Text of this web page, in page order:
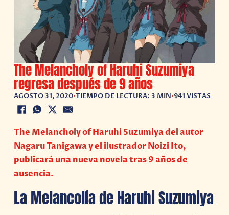
The Melancholy of Haruhi Suzumiya
regresa después de 9 años
AGOSTO 31, 2020•TIEMPO DE LECTURA: 3 MIN•941 VISTAS
The Melancholy of Haruhi Suzumiya del autor
Nagaru Tanigawa y el ilustrador Noizi Ito,
publicará una nueva novela tras 9 años de
ausencia.
La Melancolía de Haruhi Suzumiya